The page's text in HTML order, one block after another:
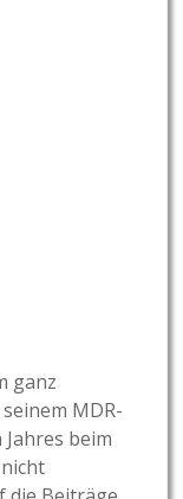
ganz
MDR-
beim